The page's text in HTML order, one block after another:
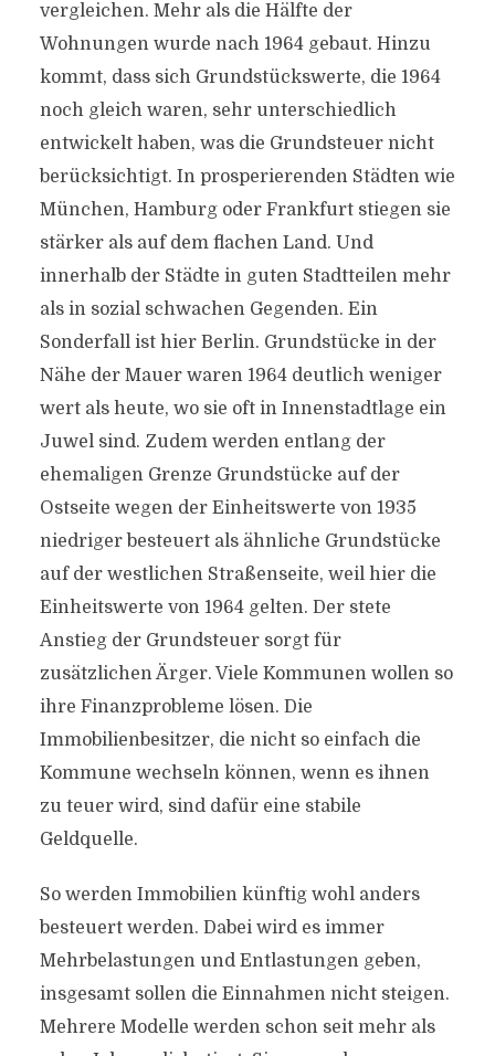
vergleichen. Mehr als die Hälfte der
Wohnungen wurde nach 1964 gebaut. Hinzu
kommt, dass sich Grundstückswerte, die 1964
noch gleich waren, sehr unterschiedlich
entwickelt haben, was die Grundsteuer nicht
berücksichtigt. In prosperierenden Städten wie
München, Hamburg oder Frankfurt stiegen sie
stärker als auf dem flachen Land. Und
innerhalb der Städte in guten Stadtteilen mehr
als in sozial schwachen Gegenden. Ein
Sonderfall ist hier Berlin. Grundstücke in der
Nähe der Mauer waren 1964 deutlich weniger
wert als heute, wo sie oft in Innenstadtlage ein
Juwel sind. Zudem werden entlang der
ehemaligen Grenze Grundstücke auf der
Ostseite wegen der Einheitswerte von 1935
niedriger besteuert als ähnliche Grundstücke
auf der westlichen Straßenseite, weil hier die
Einheitswerte von 1964 gelten. Der stete
Anstieg der Grundsteuer sorgt für
zusätzlichen Ärger. Viele Kommunen wollen so
ihre Finanzprobleme lösen. Die
Immobilienbesitzer, die nicht so einfach die
Kommune wechseln können, wenn es ihnen
zu teuer wird, sind dafür eine stabile
Geldquelle.
So werden Immobilien künftig wohl anders
besteuert werden. Dabei wird es immer
Mehrbelastungen und Entlastungen geben,
insgesamt sollen die Einnahmen nicht steigen.
Mehrere Modelle werden schon seit mehr als